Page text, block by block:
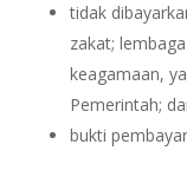
tidak
zakat;
keagamaan,
Pemerintah;
bukti